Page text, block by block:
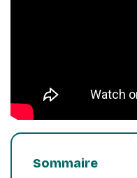
Sommaire